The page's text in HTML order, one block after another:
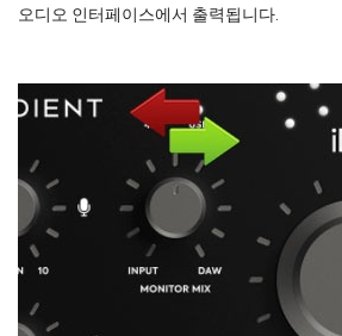
오디오 인터페이스에서 출력됩니다.